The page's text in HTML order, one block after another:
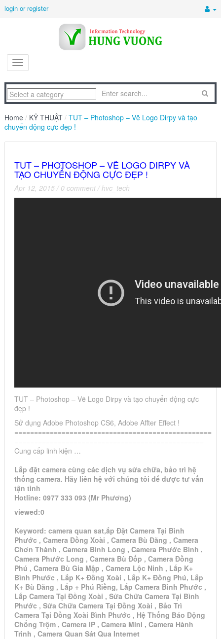
login or register
Home / KỸ THUẬT / TUT – Photoshop – Vẽ Logo Dirpy và tạo
chuyển động cực đẹp !
TUT – PHOTOSHOP – VẼ LOGO DIRPY VÀ
TẠO CHUYỂN ĐỘNG CỰC ĐẸP !
Apr 12, 2015 / 0 comment /hvc_tech
TUT – Photoshop – Vẽ Logo Dirpy và tạo chuyển động cực
đẹp !
Sử dụng Adobe Photoshop CS6, Adobe Affter Effect !
==================================================
================================================
Cung cấp linh kiện …
Lắp đặt camera cùng các dịch vụ sửa chữa, bảo trì hệ
thống camera. Hãy liên hệ với chúng tôi để được tư vấn
tận tình
Hotline: 0977 333 093 (Mr Phương)
viewed:0
Keyword: camera quan sat,ắp Đặt Camera Tại Bình
Phước , Camera Đồng Xoài , Camera Bù Đăng , Camera
Chơn Thành , Camera Bình Long , Camera Phước Bình ,
Camera Phước Long , Camera Bù Đốp , Camera Đồng
Phú , Camera Bù Gia Mập , Camera Lộc Ninh , Lắp K+
Bình Phước , Lắp K+ Đồng Xoài , Lắp K+ Đồng Phú, Lắp
K+ Bù Đăng , Lắp + Phú Riềng, Lắp Camera Bình Phước ,
Lắp Camera Tại Đồng Xoài , Sửa Chữa Camera Tại Bình
Phước , Sửa Chữa Camera Tại Đồng Xoài , Bảo Trì
Camera Tại Đồng Xoài Bình Phước , Hệ Thống Báo Động
Chống Trộm , Camera IP , Camera Mini , Camera Hành
Trình , Camera Quan Sát Qua Internet